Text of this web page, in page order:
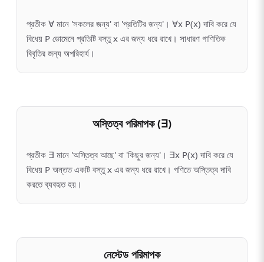
প্রতীক ∀ মানে 'সকলের জন্য' বা 'প্রতিটির জন্য'। ∀x P(x) দাবি করে যে
বিধেয় P ডোমেনে প্রতিটি বস্তু x এর জন্য ধরে রাখে। সাধারণ গাণিতিক
বিবৃতির জন্য অপরিহার্য।
অস্তিত্ব পরিমাপক (∃)
প্রতীক ∃ মানে 'অস্তিত্ব আছে' বা 'কিছুর জন্য'। ∃x P(x) দাবি করে যে
বিধেয় P অন্তত একটি বস্তু x এর জন্য ধরে রাখে। গণিতে অস্তিত্ব দাবি
করতে ব্যবহৃত হয়।
নেস্টেড পরিমাপক